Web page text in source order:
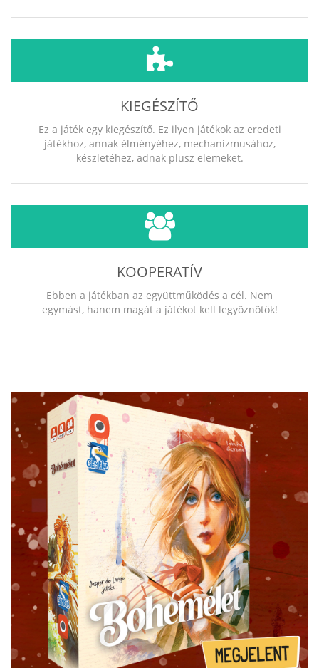
KIEGÉSZÍTŐ
Ez a játék egy kiegészítő. Ez ilyen játékok az eredeti
játékhoz, annak élményéhez, mechanizmusához,
készletéhez, adnak plusz elemeket.
KOOPERATÍV
Ebben a játékban az együttműködés a cél. Nem
egymást, hanem magát a játékot kell legyőznötök!